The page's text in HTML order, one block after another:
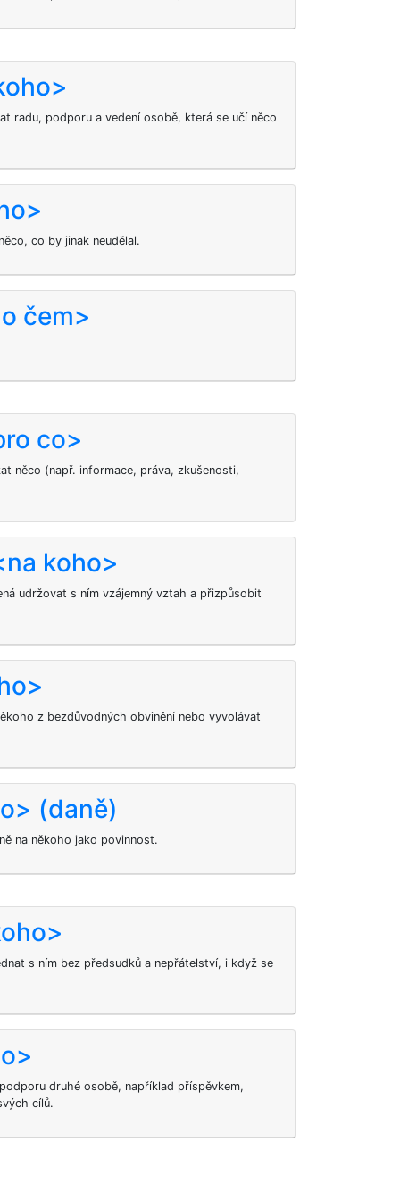
radu, podporu a vedení osobě, která se učí něco
co by jinak neudělal.
čem>
co>
něco (např. informace, práva, zkušenosti,
koho>
udržovat s ním vzájemný vztah a přizpůsobit
z bezdůvodných obvinění nebo vyvolávat
(daně)
na někoho jako povinnost.
s ním bez předsudků a nepřátelství, i když se
druhé osobě, například příspěvkem,
cílů.